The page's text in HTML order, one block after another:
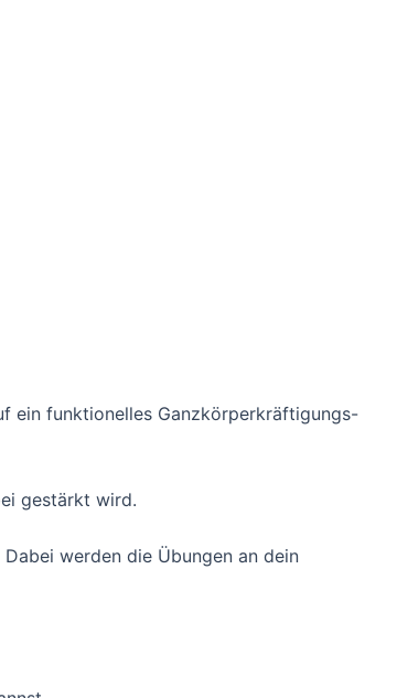
ein funktionelles Ganzkörperkräftigungs-
gestärkt wird.
werden die Übungen an dein